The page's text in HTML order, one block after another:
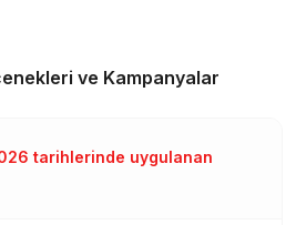
ve Kampanyalar
tarihlerinde uygulanan